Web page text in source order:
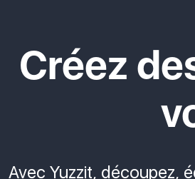
Créez
Avec Yuzzit, découpez,